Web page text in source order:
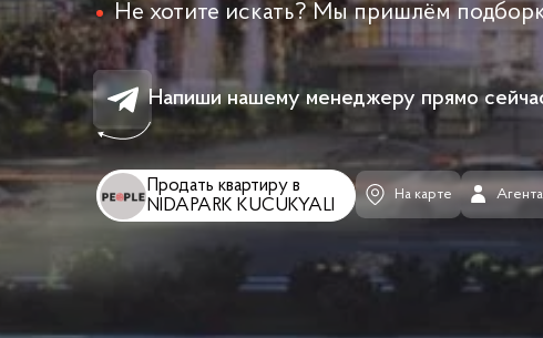
Не хотите искать? Мы пришлём
Напиши нашему менеджеру прямо
Продать квартиру в
NIDAPARK KUCUKYALI
На карте